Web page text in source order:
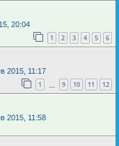
20:04
1 2 3 4 5 6
2015, 11:17
1 9 10 11 12
2015, 11:58